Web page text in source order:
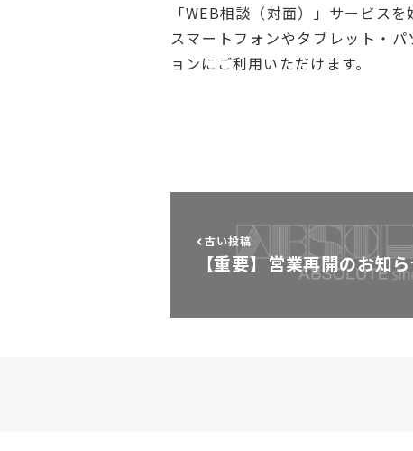
「WEB相談（対面）」サービスを
スマートフォンやタブレット・
ョンにご利用いただけます。
古い投稿
【重要】営業再開のお知